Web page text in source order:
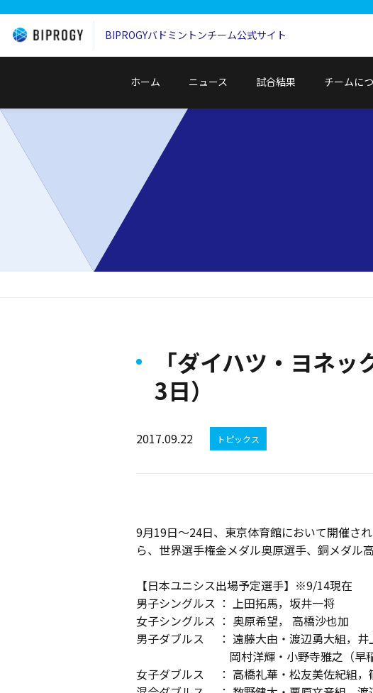
BIPROGYバドミントンチーム公式サイト
ホーム ニュース 試合結果 チームに
「ダイハツ・ヨネ
3日）
2017.09.22 トピックス
9月19日～24日、東京体育館において開催さ
ら、世界選手権金メダル奥原選手、銅メダル
【日本ユニシス出場予定選手】※9/14現在
男子シングルス ： 上田拓馬，坂井一将
女子シングルス ： 奥原希望， 高橋沙也加
男子ダブルス ： 遠藤大由・渡辺勇大組，井
岡村洋輝・小野寺雅之（早稲
女子ダブルス ： 高橋礼華・松友美佐紀組，